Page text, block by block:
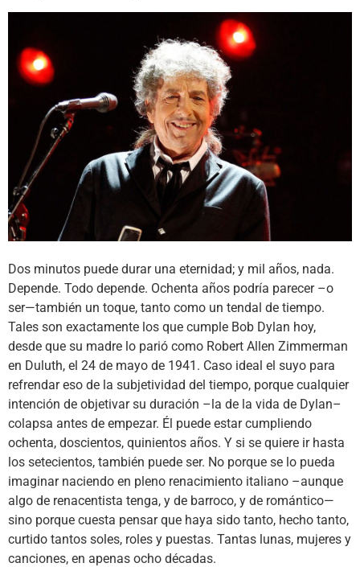
Dos minutos puede durar una eternidad; y mil años, nada.
Depende. Todo depende. Ochenta años podría parecer –o
ser—también un toque, tanto como un tendal de tiempo.
Tales son exactamente los que cumple Bob Dylan hoy,
desde que su madre lo parió como Robert Allen Zimmerman
en Duluth, el 24 de mayo de 1941. Caso ideal el suyo para
refrendar eso de la subjetividad del tiempo, porque cualquier
intención de objetivar su duración –la de la vida de Dylan–
colapsa antes de empezar. Él puede estar cumpliendo
ochenta, doscientos, quinientos años. Y si se quiere ir hasta
los setecientos, también puede ser. No porque se lo pueda
imaginar naciendo en pleno renacimiento italiano –aunque
algo de renacentista tenga, y de barroco, y de romántico—
sino porque cuesta pensar que haya sido tanto, hecho tanto,
curtido tantos soles, roles y puestas. Tantas lunas, mujeres y
canciones, en apenas ocho décadas.